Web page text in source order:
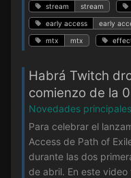
stream stream
early access early
mtx mtx
Habrá Twitch
comienzo de la
Novedades principales
Para celebrar el
Access de Path of
durante las dos
de abril. En este